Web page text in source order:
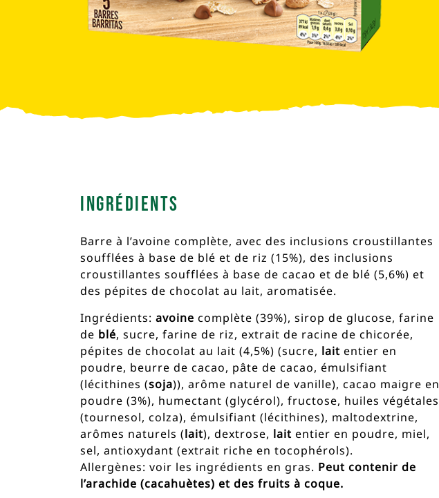
Ingrédients
Barre à l’avoine complète, avec des inclusions croustillantes
soufflées à base de blé et de riz (15%), des inclusions
croustillantes soufflées à base de cacao et de blé (5,6%) et
des pépites de chocolat au lait, aromatisée.
Ingrédients: avoine complète (39%), sirop de glucose, farine
de blé, sucre, farine de riz, extrait de racine de chicorée,
pépites de chocolat au lait (4,5%) (sucre, lait entier en
poudre, beurre de cacao, pâte de cacao, émulsifiant
(lécithines (soja)), arôme naturel de vanille), cacao maigre en
poudre (3%), humectant (glycérol), fructose, huiles végétales
(tournesol, colza), émulsifiant (lécithines), maltodextrine,
arômes naturels (lait), dextrose, lait entier en poudre, miel,
sel, antioxydant (extrait riche en tocophérols).
Allergènes: voir les ingrédients en gras. Peut contenir de
l’arachide (cacahuètes) et des fruits à coque.